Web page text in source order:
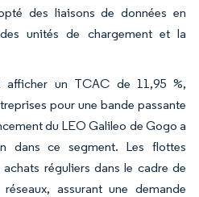
des liaisons de données en
unités de chargement et la
afficher un TCAC de 11,95 %,
pour une bande passante
du LEO Galileo de Gogo a
dans ce segment. Les flottes
réguliers dans le cadre de
assurant une demande